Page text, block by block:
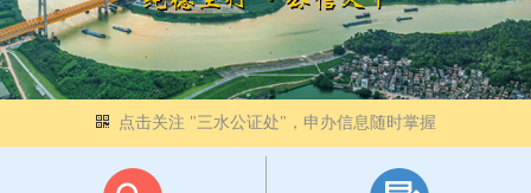
点击关注 "三水公证处"，申办信息随时掌握